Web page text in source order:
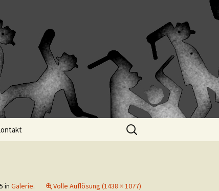
Suchen
nach:
in Galerie. Volle Auflösung (1438 × 1077)